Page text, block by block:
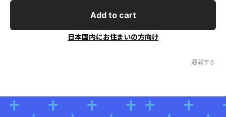
Add to cart
日本国内にお住まいの方向け
通報する